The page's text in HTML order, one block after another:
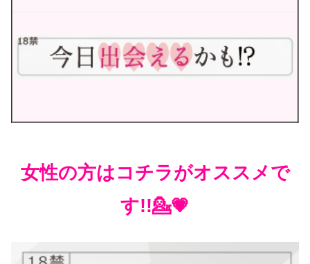
女性の方はコチラがオススメで
す!!💁💗